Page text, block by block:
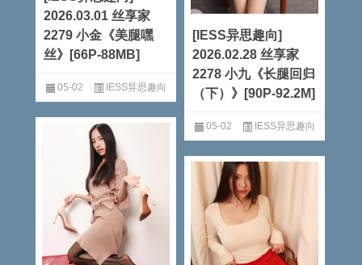
2026.03.01 丝享家
2279 小金《美腿嘿
丝》[66P-88MB]
05-02 IESS异思趣向
阅读全文
[IESS异思趣向]
2026.02.28 丝享家
2278 小九《长腿回归
（下）》[90P-92.2M]
05-02 IESS异思趣向
阅读全文